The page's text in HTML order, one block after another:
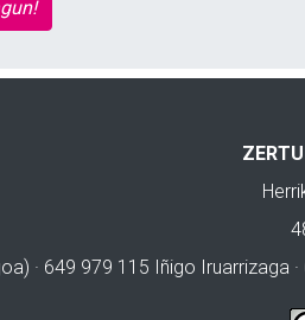
· 649 979 115 Iñigo Iruarrizaga